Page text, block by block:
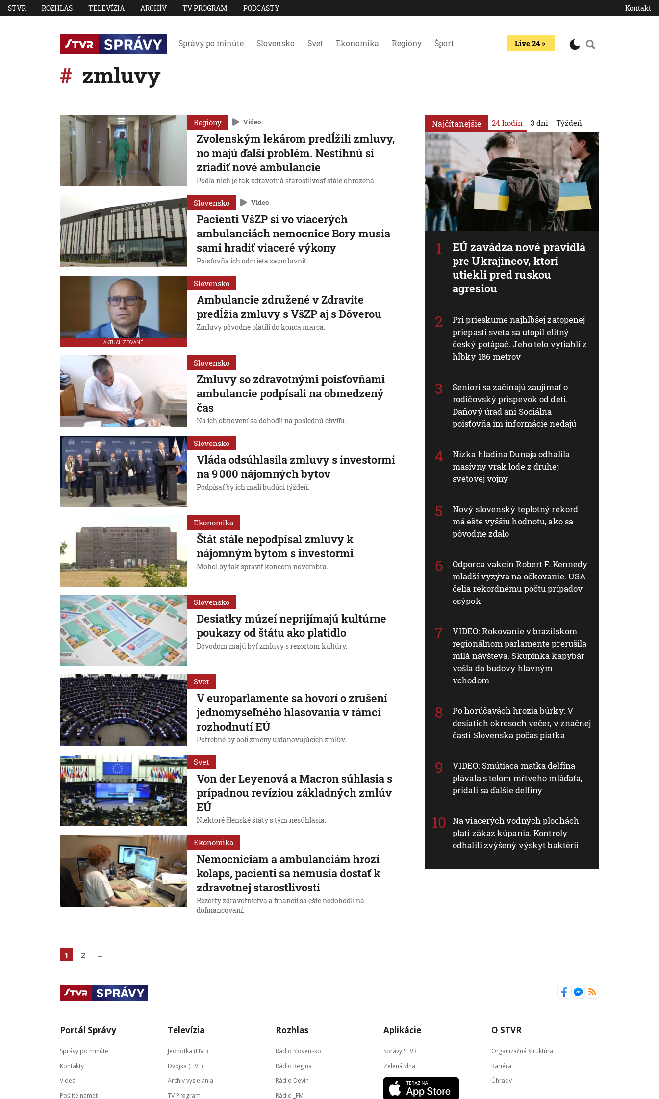
STVR ROZHLAS TELEVÍZIA ARCHÍV TV PROGRAM PODCASTY Kontakt
Správy po minúte Slovensko Svet Ekonomika Regióny Šport Live 24
zmluvy
Regióny Video
Zvolenským lekárom predĺžili zmluvy,
no majú ďalší problém. Nestihnú si
zriadiť nové ambulancie
Podľa nich je tak zdravotná starostlivosť stále ohrozená.
Slovensko Video
Pacienti VšZP si vo viacerých
ambulanciách nemocnice Bory musia
sami hradiť viaceré výkony
Poisťovňa ich odmieta zazmluvniť.
AKTUALIZOVANÉ
Slovensko
Ambulancie združené v Zdravite
predĺžia zmluvy s VšZP aj s Dôverou
Zmluvy pôvodne platili do konca marca.
Slovensko
Zmluvy so zdravotnými poisťovňami
ambulancie podpísali na obmedzený
čas
Na ich obnovení sa dohodli na poslednú chvíľu.
Slovensko
Vláda odsúhlasila zmluvy s investormi
na 9 000 nájomných bytov
Podpísať by ich mali budúci týždeň.
Ekonomika
Štát stále nepodpísal zmluvy k
nájomným bytom s investormi
Mohol by tak spraviť koncom novembra.
Slovensko
Desiatky múzeí neprijímajú kultúrne
poukazy od štátu ako platidlo
Dôvodom majú byť zmluvy s rezortom kultúry.
Svet
V europarlamente sa hovorí o zrušení
jednomyseľného hlasovania v rámci
rozhodnutí EÚ
Potrebné by boli zmeny ustanovujúcich zmlúv.
Svet
Von der Leyenová a Macron súhlasia s
prípadnou revíziou základných zmlúv
EÚ
Niektoré členské štáty s tým nesúhlasia.
Ekonomika
Nemocniciam a ambulanciám hrozí
kolaps, pacienti sa nemusia dostať k
zdravotnej starostlivosti
Rezorty zdravotníctva a financií sa ešte nedohodli na
dofinancovaní.
Najčítanejšie 24 hodín
EÚ zavádza nové pravidlá
pre Ukrajincov, ktorí
utiekli pred ruskou
agresiou
Pri prieskume najhlbšej zatopenej
priepasti sveta sa utopil elitný
český potápač. Jeho telo vytiahli z
hĺbky 186 metrov
Seniori sa začínajú zaujímať o
rodičovský príspevok od detí.
Daňový úrad ani Sociálna
poisťovňa im informácie nedajú
Nízka hladina Dunaja odhalila
masívny vrak lode z druhej
svetovej vojny
Nový slovenský teplotný rekord
má ešte vyššiu hodnotu, ako sa
pôvodne zdalo
Odporca vakcín Robert F. Kennedy
mladší vyzýva na očkovanie. USA
čelia rekordnému počtu prípadov
osýpok
VIDEO: Rokovanie v brazílskom
regionálnom parlamente prerušila
milá návšteva. Skupinka kapybár
vošla do budovy hlavným
vchodom
Po horúčavách hrozia búrky: V
desiatich okresoch večer, v značnej
časti Slovenska počas piatka
VIDEO: Smútiaca matka delfína
plávala s telom mŕtveho mláďaťa,
pridali sa ďalšie delfíny
Na viacerých vodných plochách
platí zákaz kúpania. Kontroly
odhalili zvýšený výskyt baktérií
3 dni Týždeň
1 2 →
Portál Správy
Správy po minúte
Kontakty
Videá
Pošlite námet
Televízia
Jednotka (LIVE)
Dvojka (LIVE)
Archív vysielania
TV Program
Rozhlas
Rádio Slovensko
Rádio Regina
Rádio Devín
Rádio _FM
Aplikácie
Správy STVR
Zelená vlna
O STVR
Organizačná štruktúra
Kariéra
Úhrady